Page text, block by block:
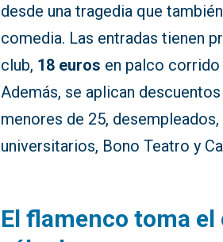
desde una tragedia que
comedia. Las entradas tienen
club, 18 euros en palco corrido
Además, se aplican
menores de 25,
universitarios, Bono Teatro y
El flamenco toma el